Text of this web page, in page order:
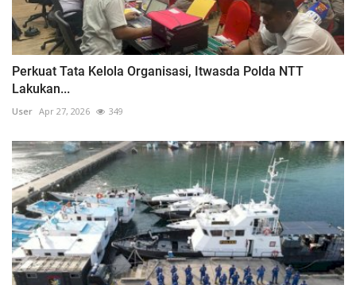
Perkuat Tata Kelola Organisasi, Itwasda Polda NTT
Lakukan...
User Apr 27, 2026 349